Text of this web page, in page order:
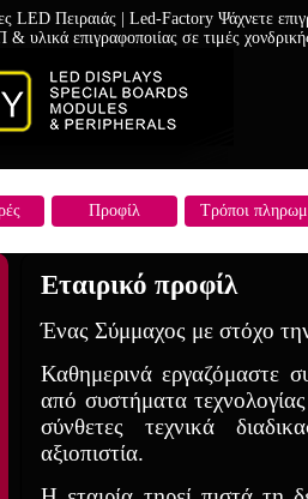
LED Πειραιάς | Led-Factory Ψάχνετε
υλικά επιγραφοποιίας σε τιμές
Προφίλ Τρόποι
Εταιρικό προφίλ
Ένας Σύμμαχος με στόχο
Καθημερινά εργαζόμαστε
από συστήματα
σύνθετες τεχνικά
αξιοπιστία.